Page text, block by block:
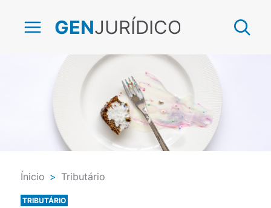
GENJURÍDICO
Ínicio > Tributário
TRIBUTÁRIO